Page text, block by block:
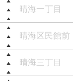
晴海一丁目
晴海区民館前
晴海三丁目